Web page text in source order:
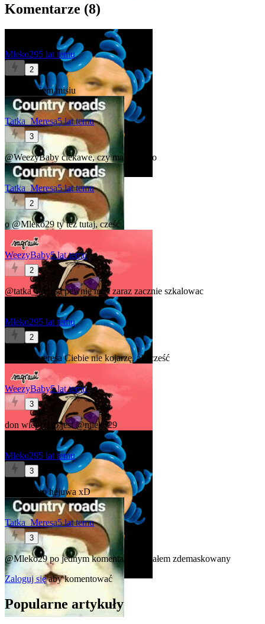
Komentarze (8)
Mleko295 lat temu
2
No nie wiem misiu
Tatka_Meresa5 lat temu
3
@WeezyBaby ciekawe, czy ma tu konto
Tatka_Meresa5 lat temu
2
o@Mleko29 ty też tutaj, cześć
WeezyBaby5 lat temu
2
@tatka_meresapewnie ma i zaraz zacznie szkalowac
Mleko295 lat temu
2
@tatka_meresaCiebie nie kojarzę, ale cześć
WeezyBaby5 lat temu
3
don wieprzi to jest@mleko29
Mleko295 lat temu
3
aaaaa no to hejuwa xD
Tatka_Meresa5 lat temu
3
@Mleko29 po jednym komentarzu zostałem zdemaskowany
Zaloguj sięaby komentować
Popularne artykuły